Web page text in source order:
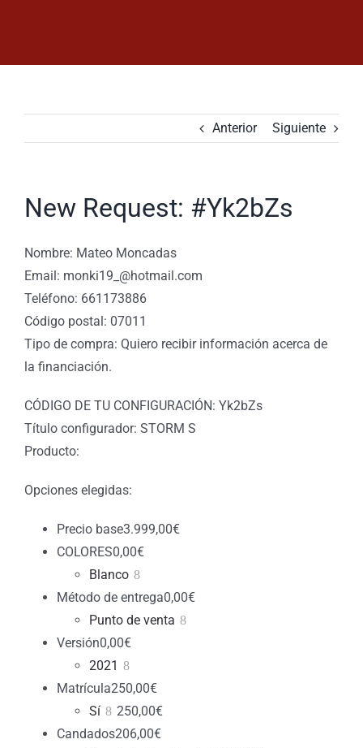
Anterior Siguiente
New Request: #Yk2bZs
Nombre: Mateo Moncadas
Email: monki19_@hotmail.com
Teléfono: 661173886
Código postal: 07011
Tipo de compra: Quiero recibir información acerca de
la financiación.
CÓDIGO DE TU CONFIGURACIÓN: Yk2bZs
Título configurador: STORM S
Producto:
Opciones elegidas:
Precio base3.999,00€
COLORES0,00€
Blanco
Método de entrega0,00€
Punto de venta
Versión0,00€
2021
Matrícula250,00€
Sí
250,00€
Candados206,00€